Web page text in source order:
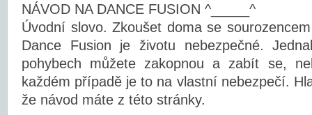
NÁVOD NA DANCE FUSION ^_____^
Úvodní slovo. Zkoušet doma se
Dance Fusion je životu nebezpečné.
pohybech můžete zakopnou a zabít se,
každém případě je to na vlastní nebezpečí.
že návod máte z této stránky.